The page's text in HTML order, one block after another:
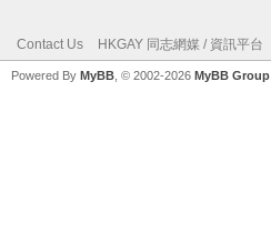
Contact Us HKGAY 同志網媒 / 資訊平台
Powered By MyBB , © 2002-2026 MyBB Group